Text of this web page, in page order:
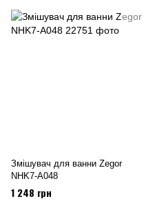
Змішувач для ванни Zegor
NHK7-A048
1 248 грн